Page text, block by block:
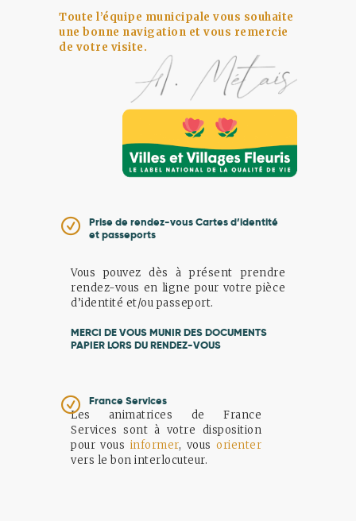
Toute l’équipe municipale vous souhaite
une bonne navigation et vous remercie
de votre visite.
Prise de rendez-vous Cartes d’identité
et passeports
Vous pouvez dès à présent prendre
rendez-vous en ligne pour votre pièce
d’identité et/ou passeport.
MERCI DE VOUS MUNIR DES DOCUMENTS
PAPIER LORS DU RENDEZ-VOUS
France Services
Les animatrices de France
Services sont à votre disposition
pour vous informer, vous orienter
vers le bon interlocuteur.